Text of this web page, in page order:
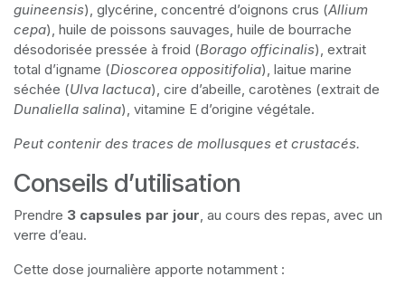
guineensis), glycérine, concentré d’oignons crus (Allium
cepa), huile de poissons sauvages, huile de bourrache
désodorisée pressée à froid (Borago officinalis), extrait
total d’igname (Dioscorea oppositifolia), laitue marine
séchée (Ulva lactuca), cire d’abeille, carotènes (extrait de
Dunaliella salina), vitamine E d’origine végétale.
Peut contenir des traces de mollusques et crustacés.
Conseils d’utilisation
Prendre 3 capsules par jour, au cours des repas, avec un
verre d’eau.
Cette dose journalière apporte notamment :